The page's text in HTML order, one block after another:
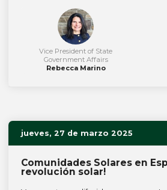
Vice President of State
Government Affairs
Rebecca Marino
jueves, 27 de marzo 2025
Comunidades Solares en
revolución solar!